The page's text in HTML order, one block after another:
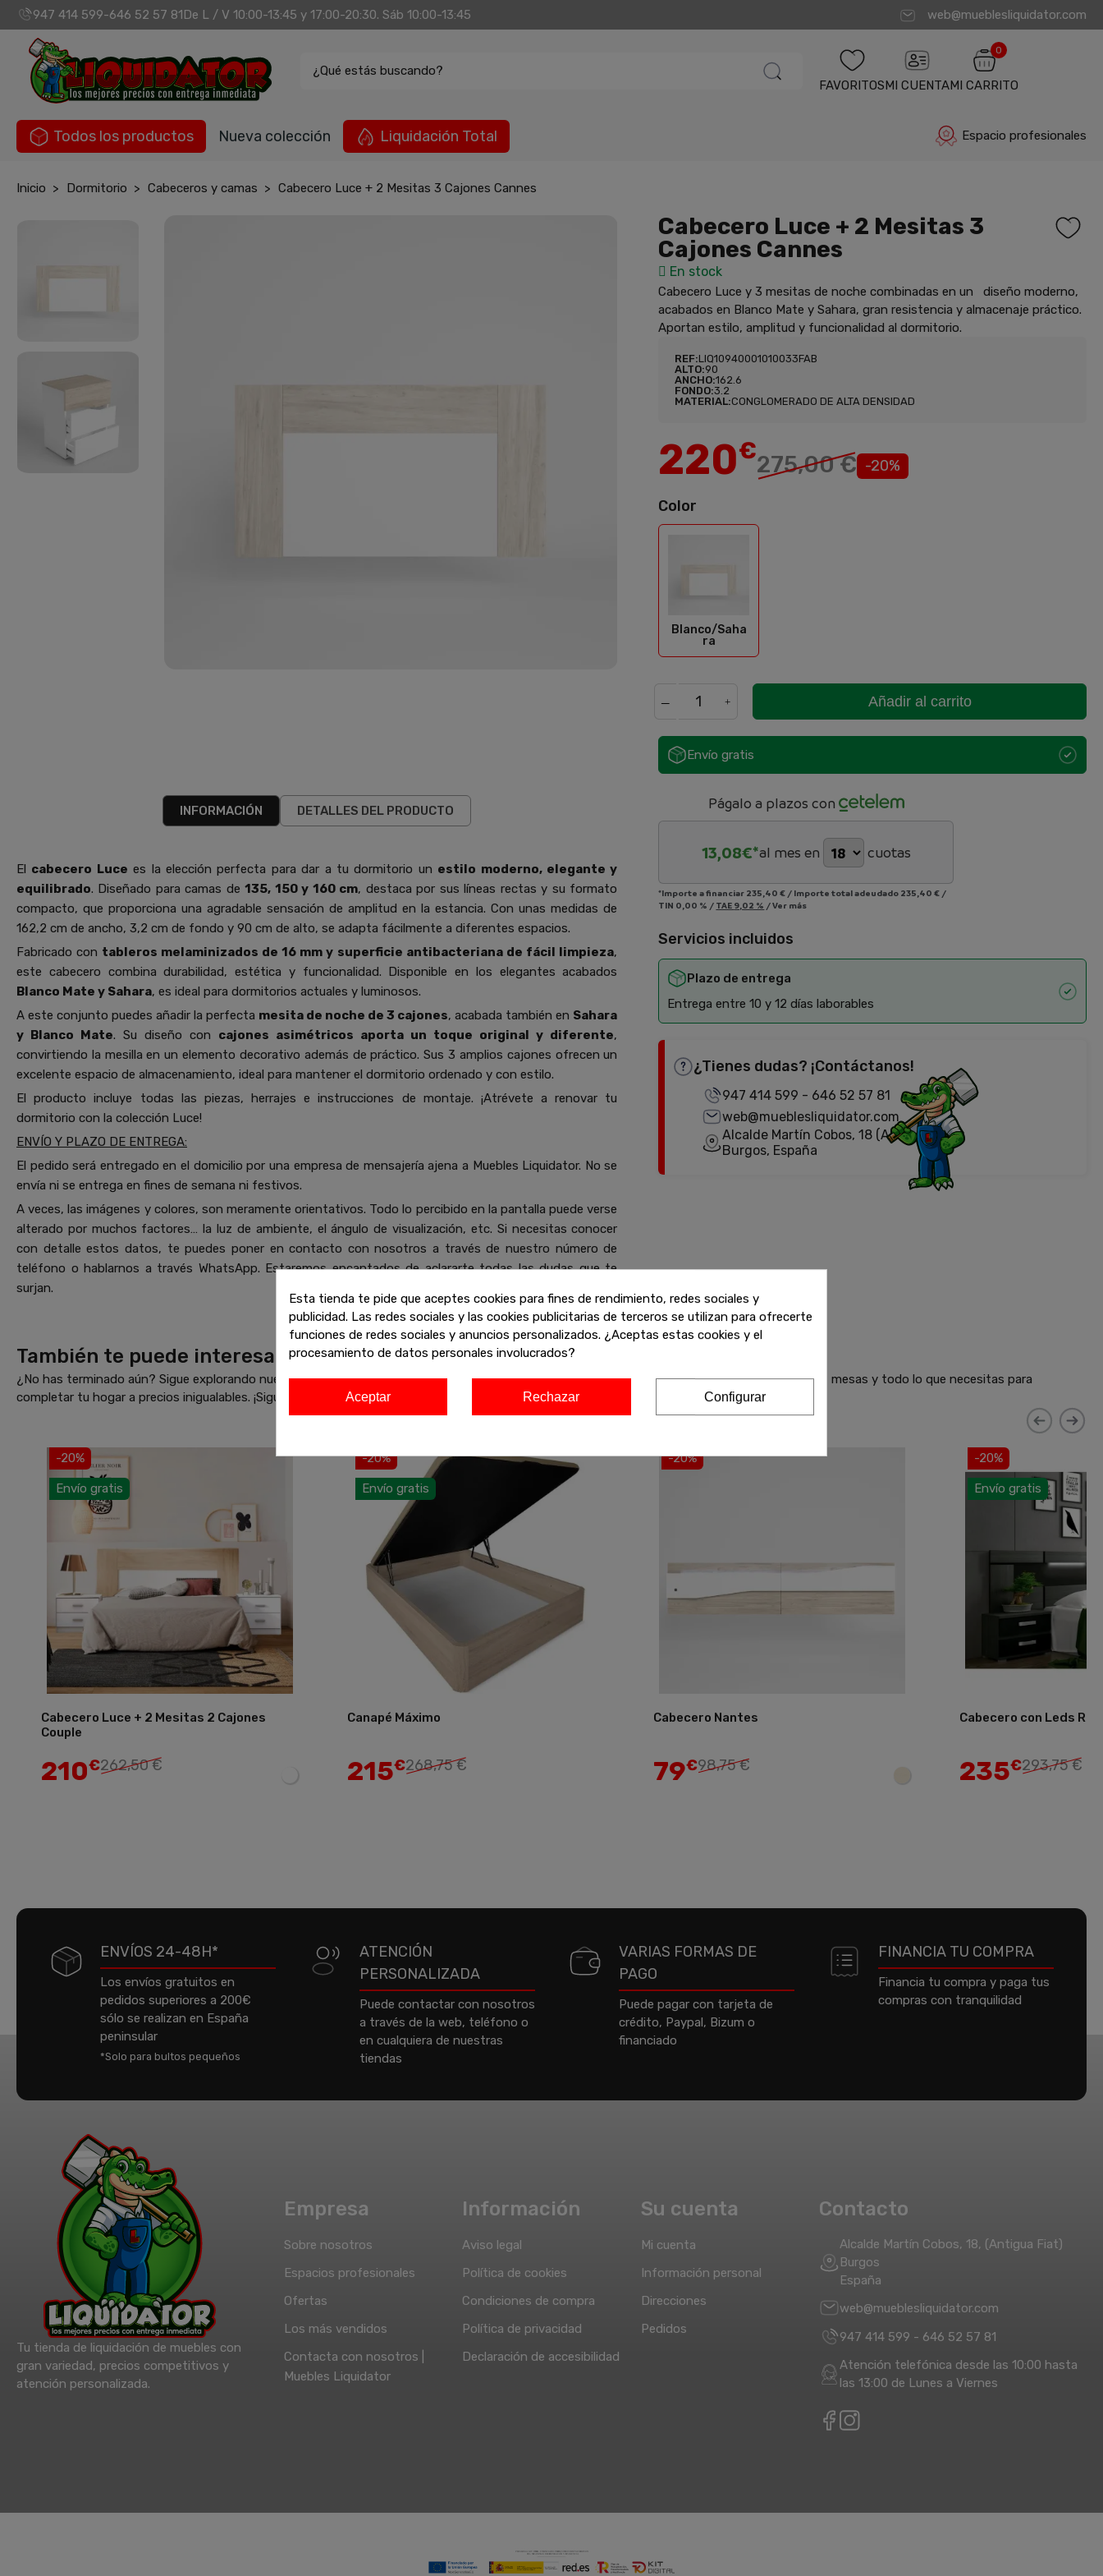
947 414 599-646 52 57 81De L / V 10:00-13:45 y 17:00-20:30. Sáb 10:00-13:45 web@mueblesliquidator.com
¿Qué estás buscando?
FAVORITOSMI CUENTA
0
MI CARRITO
Todos los productos Nueva colección Liquidación Total Espacio profesionales
Inicio Dormitorio Cabeceros y camas Cabecero Luce + 2 Mesitas 3 Cajones Cannes
INFORMACIÓN DETALLES DEL PRODUCTO
El cabecero Luce es la elección perfecta para dar a tu dormitorio un estilo moderno, elegante y
equilibrado. Diseñado para camas de135, 150 y 160 cm, destaca por sus líneas rectas y su formato
compacto, que proporciona una agradable sensación de amplitud en la estancia. Con unas medidas de
162,2 cm de ancho, 3,2 cm de fondo y 90 cm de alto, se adapta fácilmente a diferentes espacios.
Fabricado con tableros melaminizados de 16 mm y superficie antibacteriana de fácil limpieza,
este cabecero combina durabilidad, estética y funcionalidad. Disponible en los elegantes acabados
Blanco Mate y Sahara, es ideal para dormitorios actuales y luminosos.
A este conjunto puedes añadir la perfecta mesita de noche de 3 cajones, acabada también en Sahara
y Blanco Mate. Su diseño con cajones asimétricos aporta un toque original y diferente,
convirtiendo la mesilla en un elemento decorativo además de práctico. Sus 3 amplios cajones ofrecen un
excelente espacio de almacenamiento, ideal para mantener el dormitorio ordenado y con estilo.
El producto incluye todas las piezas, herrajes e instrucciones de montaje. ¡Atrévete a renovar tu
dormitorio con la colección Luce!
ENVÍO Y PLAZO DE ENTREGA:
El pedido será entregado en el domicilio por una empresa de mensajería ajena a Muebles Liquidator. No se
envía ni se entrega en fines de semana ni festivos.
A veces, las imágenes y colores, son meramente orientativos. Todo lo percibido en la pantalla puede verse
alterado por muchos factores… la luz de ambiente, el ángulo de visualización, etc. Si necesitas conocer
con detalle estos datos, te puedes poner en contacto con nosotros a través de nuestro número de
teléfono o hablarnos a través WhatsApp. Estaremos encantados de aclararte todas las dudas que te
surjan.
Cabecero Luce + 2 Mesitas 3
Cajones Cannes
En stock
Cabecero Luce y 3 mesitas de noche combinadas en un diseño moderno,
acabados en Blanco Mate y Sahara, gran resistencia y almacenaje práctico.
Aportan estilo, amplitud y funcionalidad al dormitorio.
REF:LIQ10940001010033FAB
ALTO:90
ANCHO:162.6
FONDO:3.2
MATERIAL:CONGLOMERADO DE ALTA DENSIDAD
220€
275,00 € -20%
Color
Blanco/Saha
ra
Añadir al carrito
Envío gratis
Págalo a plazos con
13,08€*al mes en cuotas
*Importe a financiar 235,40 € / Importe total adeudado 235,40 € /
TIN 0,00 % / TAE 9,02 % /Ver más
Servicios incluidos
Plazo de entrega
Entrega entre 10 y 12 días laborables
¿Tienes dudas? ¡Contáctanos!
947 414 599 - 646 52 57 81
web@mueblesliquidator.com
Alcalde Martín Cobos, 18 (Antigua Fiat)
Burgos, España
También te puede interesar
¿No has terminado aún? Sigue explorando nuestras increíbles ofertas de liquidación en muebles de alta calidad. Encuentra más sofás, armarios, mesas y todo lo que necesitas para
completar tu hogar a precios inigualables. ¡Sigue comprando y aprovecha estos descuentos exclusivos antes de que se agoten!
Cabecero Luce + 2 Mesitas 2 Cajones
Couple
210€262,50 €
-20%
Envío gratis
Canapé Máximo
215€268,75 €
-20%
Envío gratis
Cabecero Nantes
79€98,75 €
-20%
Cabecero con Leds
235€293,75 €
-20%
Envío gratis
ENVÍOS 24-48H*
Los envíos gratuitos en
pedidos superiores a 200€
sólo se realizan en España
peninsular
*Solo para bultos pequeños
ATENCIÓN
PERSONALIZADA
Puede contactar con nosotros
a través de la web, teléfono o
en cualquiera de nuestras
tiendas
VARIAS FORMAS DE
PAGO
Puede pagar con tarjeta de
crédito, Paypal, Bizum o
financiado
FINANCIA TU COMPRA
Financia tu compra y paga tus
compras con tranquilidad
Tu tienda de liquidación de muebles con
gran variedad, precios competitivos y
atención personalizada.
Empresa
Sobre nosotros
Espacios profesionales
Ofertas
Los más vendidos
Contacta con nosotros |
Muebles Liquidator
Información
Aviso legal
Política de cookies
Condiciones de compra
Política de privacidad
Declaración de accesibilidad
Su cuenta
Mi cuenta
Información personal
Direcciones
Pedidos
Contacto
Alcalde Martín Cobos, 18, (Antigua Fiat)
Burgos
España
web@mueblesliquidator.com
947 414 599 - 646 52 57 81
Atención telefónica desde las 10:00 hasta
las 13:00 de Lunes a Viernes
Esta tienda te pide que aceptes cookies para fines de rendimiento, redes sociales y
publicidad. Las redes sociales y las cookies publicitarias de terceros se utilizan para ofrecerte
funciones de redes sociales y anuncios personalizados. ¿Aceptas estas cookies y el
procesamiento de datos personales involucrados?
Aceptar Rechazar Configurar